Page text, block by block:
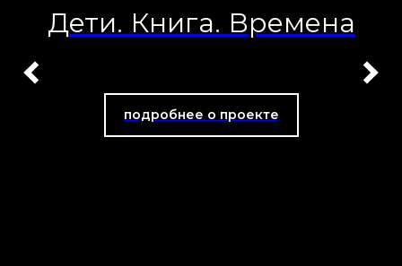
Дети. Книга. Времена
подробнее о проекте